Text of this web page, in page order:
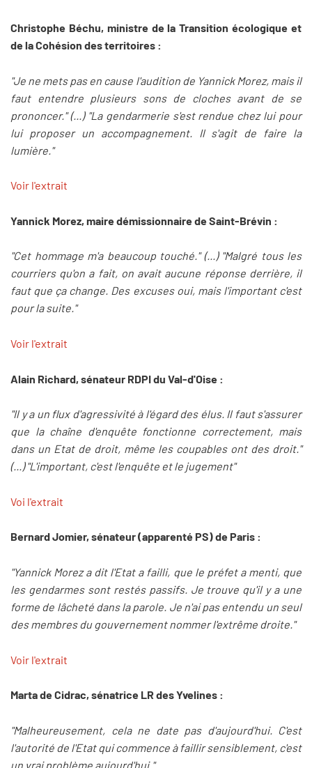
Christophe Béchu, ministre de la Transition écologique et
de la Cohésion des territoires :
"Je ne mets pas en cause l'audition de Yannick Morez, mais il
faut entendre plusieurs sons de cloches avant de se
prononcer." (...) "La gendarmerie s'est rendue chez lui pour
lui proposer un accompagnement. Il s'agit de faire la
lumière."
Voir l'extrait
Yannick Morez, maire démissionnaire de Saint-Brévin :
"Cet hommage m'a beaucoup touché." (...) "Malgré tous les
courriers qu'on a fait, on avait aucune réponse derrière, il
faut que ça change. Des excuses oui, mais l'important c'est
pour la suite."
Voir l'extrait
Alain Richard, sénateur RDPI du Val-d'Oise :
"Il y a un flux d'agressivité à l'égard des élus. Il faut s'assurer
que la chaîne d'enquête fonctionne correctement, mais
dans un Etat de droit, même les coupables ont des droit."
(...) "L'important, c'est l'enquête et le jugement"
Voi l'extrait
Bernard Jomier, sénateur (apparenté PS) de Paris :
"Yannick Morez a dit l'Etat a failli, que le préfet a menti, que
les gendarmes sont restés passifs. Je trouve qu'il y a une
forme de lâcheté dans la parole. Je n'ai pas entendu un seul
des membres du gouvernement nommer l'extrême droite."
Voir l'extrait
Marta de Cidrac, sénatrice LR des Yvelines :
"Malheureusement, cela ne date pas d'aujourd'hui. C'est
l'autorité de l'Etat qui commence à faillir sensiblement, c'est
un vrai problème aujourd'hui."